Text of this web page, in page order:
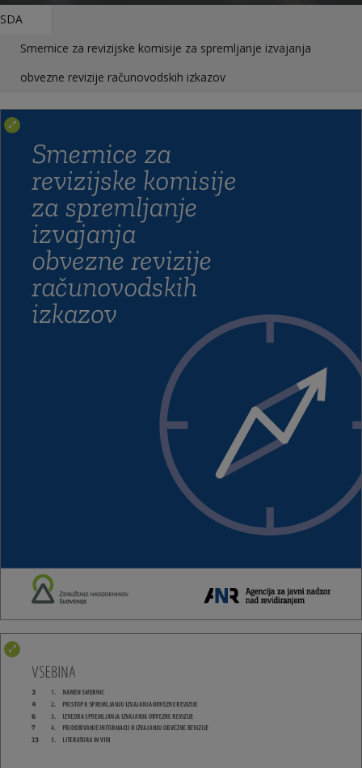
SDA
Smernice za revizijske komisije za spremljanje izvajanja
obvezne revizije računovodskih izkazov